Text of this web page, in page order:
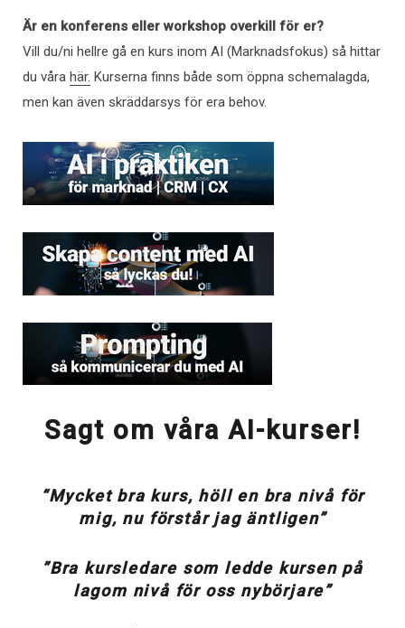
Är en konferens eller workshop overkill för er?
Vill du/ni hellre gå en kurs inom AI (Marknadsfokus) så hittar
du våra här. Kurserna finns både som öppna schemalagda,
men kan även skräddarsys för era behov.
Sagt om våra AI-kurser!
“Mycket bra kurs, höll en bra nivå för
mig, nu förstår jag äntligen”
”Bra kursledare som ledde kursen på
lagom nivå för oss nybörjare”